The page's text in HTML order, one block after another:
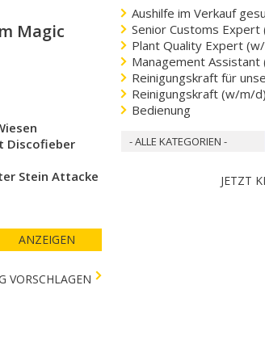
Magic
Discofieber
Stein Attacke
ANZEIGEN
VORSCHLAGEN
Aushilfe im Verkauf
Senior Customs
Plant Quality Expert
Management
Reinigungskraft für
Reinigungskraft (w/m/
Bedienung
- ALLE KATEGORIEN -
JETZT